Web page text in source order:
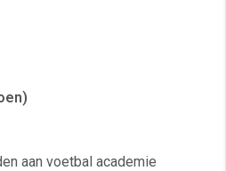
aan voetbal academie